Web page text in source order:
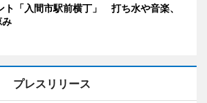
ト「入間市駅前横丁」 打ち水や音楽、
み
プレスリリース